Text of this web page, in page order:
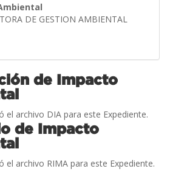
DE GESTION AMBIENTAL
de Impacto
el archivo DIA para este Expediente.
de Impacto
el archivo RIMA para este Expediente.